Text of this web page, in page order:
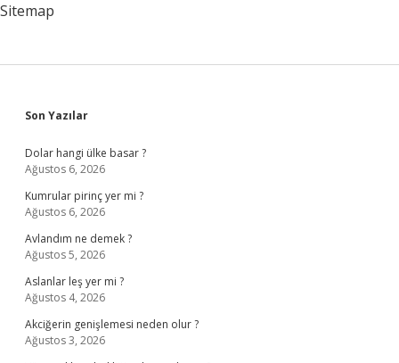
Sitemap
Sidebar
Son Yazılar
Dolar hangi ülke basar ?
Ağustos 6, 2026
Kumrular pirinç yer mi ?
Ağustos 6, 2026
Avlandım ne demek ?
Ağustos 5, 2026
Aslanlar leş yer mi ?
Ağustos 4, 2026
Akciğerin genişlemesi neden olur ?
Ağustos 3, 2026